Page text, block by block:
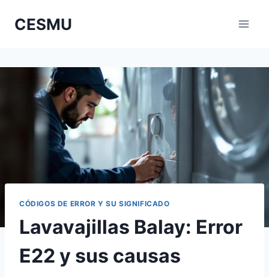
CESMU
CÓDIGOS DE ERROR Y SU SIGNIFICADO
Lavavajillas Balay: Error
E22 y sus causas